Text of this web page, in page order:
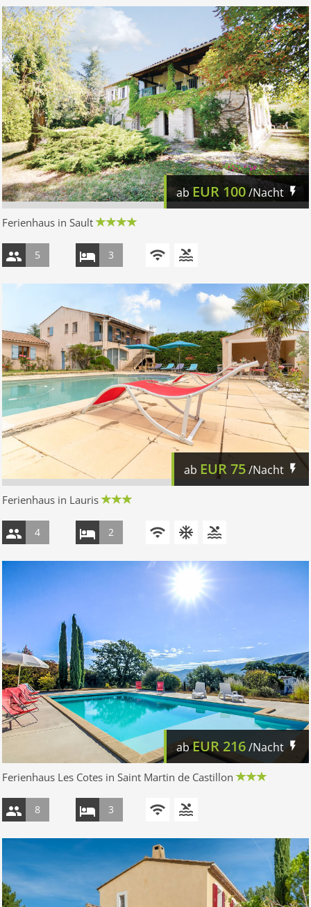
abEUR 100/Nacht
Ferienhaus in Sault
5 3
ab EUR75/Nacht
Ferienhaus in Lauris
4 2
abEUR 216/Nacht
Ferienhaus Les Cotes in Saint Martin de Castillon
8 3